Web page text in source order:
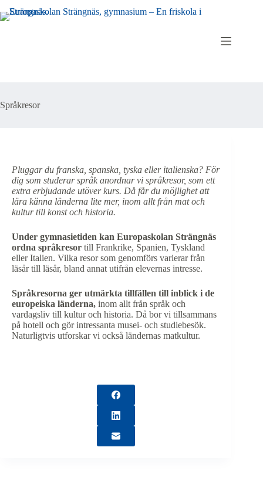
Språkresor
Pluggar du franska, spanska, tyska eller italienska? För
dig som studerar språk anordnar vi språkresor, som ett
extra erbjudande utöver kurs. Då får du möjlighet att
lära känna länderna lite mer, inom allt från mat och
kultur till konst och historia.
Under gymnasietiden kan Europaskolan Strängnäs
ordna språkresor till Frankrike, Spanien, Tyskland
eller Italien. Vilka resor som genomförs varierar från
läsår till läsår, bland annat utifrån elevernas intresse.
Språkresorna ger utmärkta tillfällen till inblick i de
europeiska länderna, inom allt från språk och
vardagsliv till kultur och historia. Då bor vi tillsammans
på hotell och gör intressanta musei- och studiebesök.
Naturligtvis utforskar vi också ländernas matkultur.